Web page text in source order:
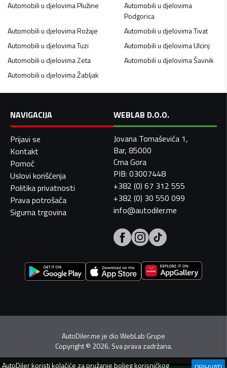
Automobili u djelovimaPlužine
Automobili u djelovima
Podgorica
Automobili u djelovimaRožaje Automobili u djelovimaTivat
Automobili u djelovimaTuzi Automobili u djelovimaUlcinj
Automobili u djelovimaZeta Automobili u djelovimaŠavnik
Automobili u djelovimaŽabljak
NAVIGACIJA
Prijavi se
Kontakt
Pomoć
Uslovi korišćenja
Politika privatnosti
Prava potrošača
Sigurna trgovina
WEBLAB D.O.O.
Jovana Tomaševića 1,
Bar, 85000
Crna Gora
PIB: 03007448
+382 (0) 67 312 555
+382 (0) 30 550 099
info@autodiler.me
AutoDiler.me je dioWebLab Grupe
Copyright© 2026. Sva prava zadržana.
AutoDilerkoristi kolačiće za pružanje boljeg korisničkog